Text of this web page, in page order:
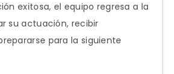
exitosa, el equipo regresa a la
su actuación, recibir
para la siguiente